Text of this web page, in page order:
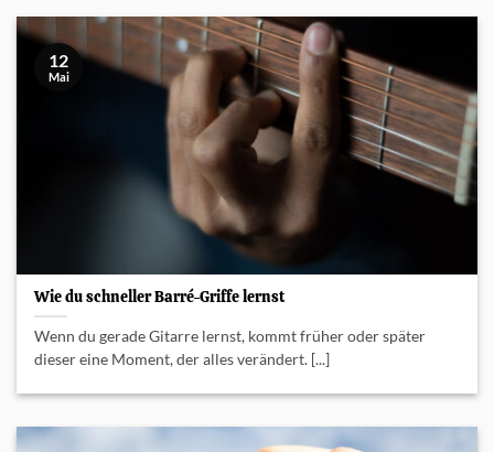
Wie du schneller Barré-Griffe lernst
Wenn du gerade Gitarre lernst, kommt früher oder später
dieser eine Moment, der alles verändert. [...]
12
Mai